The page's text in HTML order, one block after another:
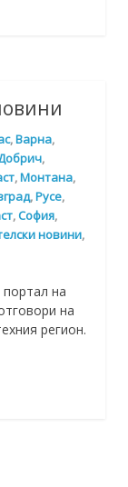
,Варна,
,
,Монтана,
,Русе,
,София,
новини,
на
на
регион.